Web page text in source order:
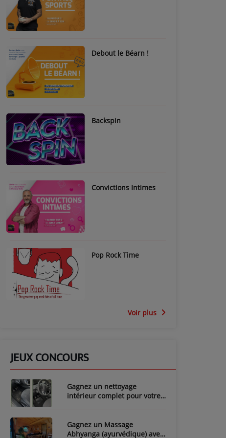
Debout le Béarn !
Backspin
Convictions Intimes
Pop Rock Time
Voir plus
JEUX CONCOURS
Gagnez un nettoyage
intérieur complet pour votre
Gagnez un Massage
Abhyanga (ayurvédique) avec